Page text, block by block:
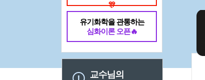
🎊
유기화학을 관통하는
심화이론 오픈🔥
교수님의